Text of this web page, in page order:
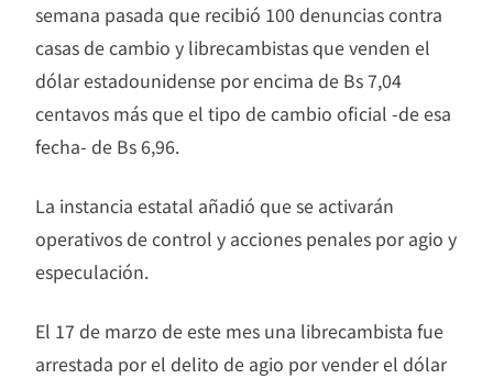
semana pasada que recibió 100 denuncias contra
casas de cambio y librecambistas que venden el
dólar estadounidense por encima de Bs 7,04
centavos más que el tipo de cambio oficial -de esa
fecha- de Bs 6,96.
La instancia estatal añadió que se activarán
operativos de control y acciones penales por agio y
especulación.
El 17 de marzo de este mes una librecambista fue
arrestada por el delito de agio por vender el dólar